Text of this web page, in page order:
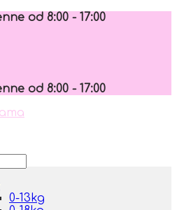
od 8:00 - 17:00
od 8:00 - 17:00
0-13kg